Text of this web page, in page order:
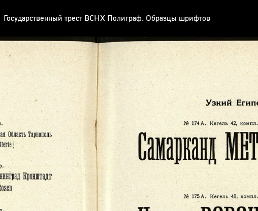
Государственный трест ВСНХ Полиграф. Образцы шрифтов